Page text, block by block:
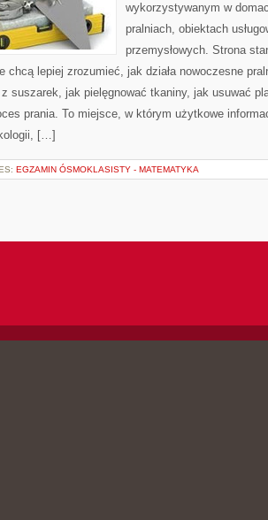
wykorzystywanym w
pralniach, obiektach
przemysłowych. Strona
chcą lepiej zrozumieć, jak działa nowoczesne
suszarek, jak pielęgnować tkaniny, jak usuwać
prania. To miejsce, w którym użytkowe
[…]
EGZAMIN ÓSMOKLASISTY - MATEMATYKA